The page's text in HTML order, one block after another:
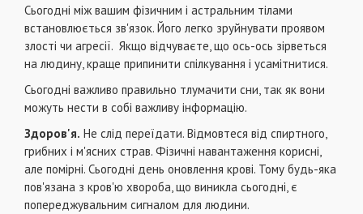
Сьогодні між вашим фізичним і астральним тілами
встановлюється зв'язок. Його легко зруйнувати проявом
злості чи агресії. Якщо відчуваєте, що ось-ось зірветься
на людину, краще припинити спілкування і усамітнитися.
Сьогодні важливо правильно тлумачити сни, так як вони
можуть нести в собі важливу інформацію.
Здоров'я. Не слід переїдати. Відмовтеся від спиртного,
грибних і м'ясних страв. Фізичні навантаження корисні,
але помірні. Сьогодні день оновлення крові. Тому будь-яка
пов'язана з кров'ю хвороба, що виникла сьогодні, є
попереджувальним сигналом для людини.